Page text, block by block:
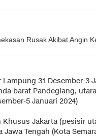
Rusak Akibat Angin
31 Desember-3
barat Pandeglang,
5 Januari 2024)
Jakarta (pesisir
Tengah (Kota